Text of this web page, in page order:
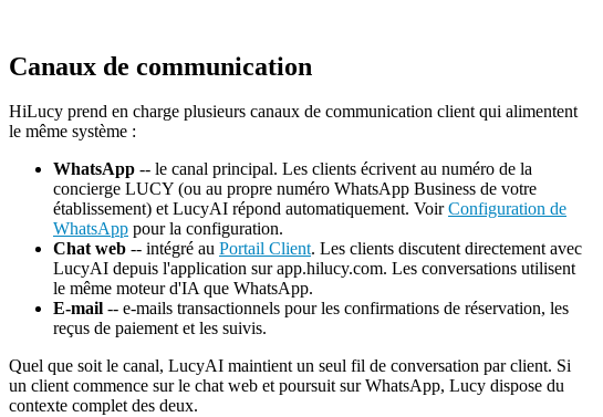
Canaux de communication
HiLucy prend en charge plusieurs canaux de communication client qui alimentent
le même système :
WhatsApp -- le canal principal. Les clients écrivent au numéro de la
concierge LUCY (ou au propre numéro WhatsApp Business de votre
établissement) et LucyAI répond automatiquement. VoirConfiguration de
WhatsApp pour la configuration.
Chat web -- intégré au Portail Client. Les clients discutent directement avec
LucyAI depuis l'application sur app.hilucy.com. Les conversations utilisent
le même moteur d'IA que WhatsApp.
E-mail -- e-mails transactionnels pour les confirmations de réservation, les
reçus de paiement et les suivis.
Quel que soit le canal, LucyAI maintient un seul fil de conversation par client. Si
un client commence sur le chat web et poursuit sur WhatsApp, Lucy dispose du
contexte complet des deux.